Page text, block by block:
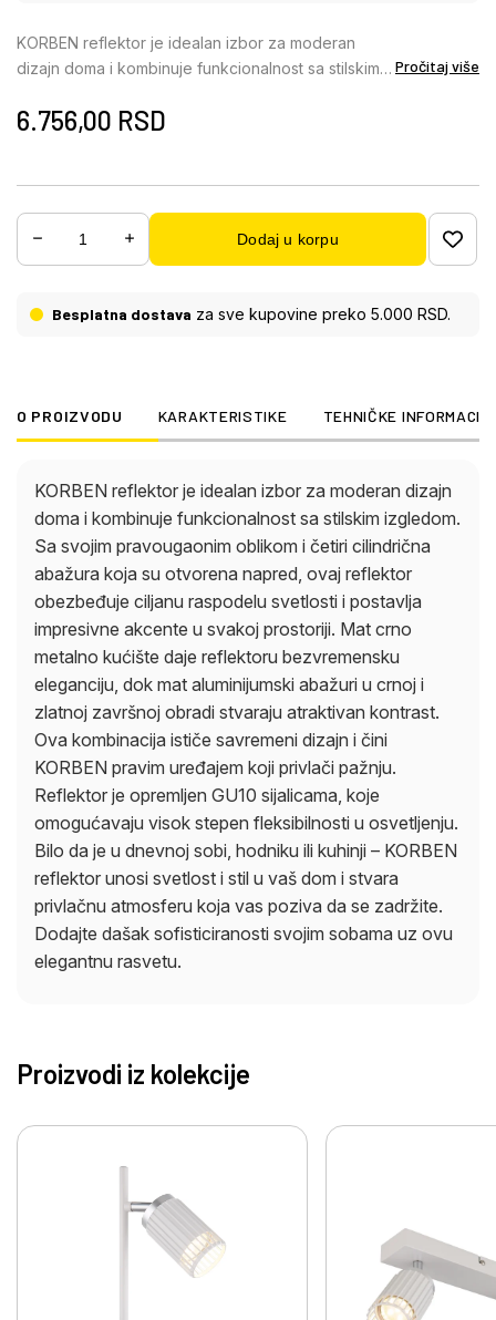
KORBEN reflektor je idealan izbor za moderan
dizajn doma i kombinuje funkcionalnost sa stilskim
cilindrična abažura koja su otvorena napred, ovaj
bezvremensku eleganciju, dok mat aluminijumski
abažuri u crnoj i zlatnoj završnoj obradi stvaraju
atraktivan kontrast. Ova kombinacija ističe
koji privlači pažnju. Reflektor je opremljen GU10
i stil u vaš dom i stvara privlačnu atmosferu koja vas
rasvetu.
Pročitaj više
6.756,00 RSD
Dodaj u korpu
Besplatna dostava za sve kupovine preko 5.000 RSD.
O PROIZVODU KARAKTERISTIKE TEHNIČKE
KORBEN reflektor je idealan izbor za moderan dizajn
doma i kombinuje funkcionalnost sa stilskim izgledom.
Sa svojim pravougaonim oblikom i četiri cilindrična
abažura koja su otvorena napred, ovaj reflektor
obezbeđuje ciljanu raspodelu svetlosti i postavlja
impresivne akcente u svakoj prostoriji. Mat crno
metalno kućište daje reflektoru bezvremensku
eleganciju, dok mat aluminijumski abažuri u crnoj i
zlatnoj završnoj obradi stvaraju atraktivan kontrast.
Ova kombinacija ističe savremeni dizajn i čini
KORBEN pravim uređajem koji privlači pažnju.
Reflektor je opremljen GU10 sijalicama, koje
omogućavaju visok stepen fleksibilnosti u osvetljenju.
Bilo da je u dnevnoj sobi, hodniku ili kuhinji – KORBEN
reflektor unosi svetlost i stil u vaš dom i stvara
privlačnu atmosferu koja vas poziva da se zadržite.
Dodajte dašak sofisticiranosti svojim sobama uz ovu
elegantnu rasvetu.
Proizvodi iz kolekcije